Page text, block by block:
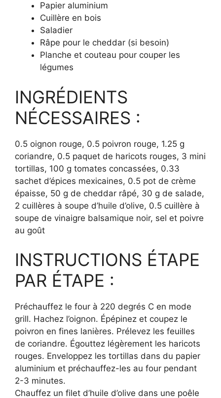
Papier aluminium
Cuillère en bois
Saladier
Râpe pour le cheddar (si besoin)
Planche et couteau pour couper les
légumes
INGRÉDIENTS
NÉCESSAIRES :
0.5 oignon rouge, 0.5 poivron rouge, 1.25 g
coriandre, 0.5 paquet de haricots rouges, 3 mini
tortillas, 100 g tomates concassées, 0.33
sachet d’épices mexicaines, 0.5 pot de crème
épaisse, 50 g de cheddar râpé, 30 g de salade,
2 cuillères à soupe d’huile d’olive, 0.5 cuillère à
soupe de vinaigre balsamique noir, sel et poivre
au goût
INSTRUCTIONS ÉTAPE
PAR ÉTAPE :
Préchauffez le four à 220 degrés C en mode
grill. Hachez l’oignon. Épépinez et coupez le
poivron en fines lanières. Prélevez les feuilles
de coriandre. Égouttez légèrement les haricots
rouges. Enveloppez les tortillas dans du papier
aluminium et préchauffez-les au four pendant
2-3 minutes.
Chauffez un filet d’huile d’olive dans une poêle